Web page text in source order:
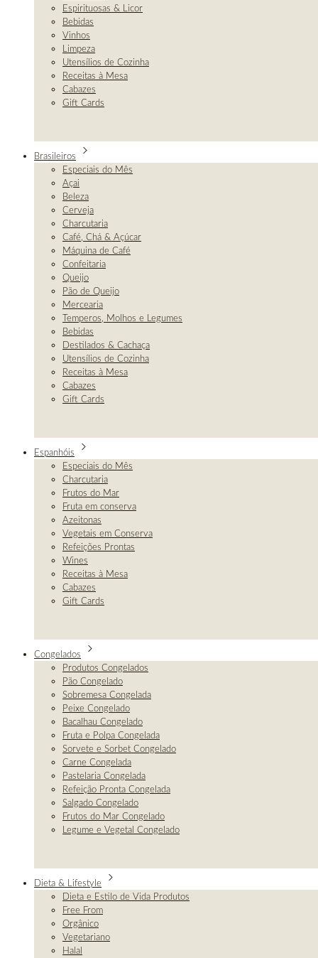
Espirituosas & Licor
Bebidas
Vinhos
Limpeza
Utensílios de Cozinha
Receitas à Mesa
Cabazes
Gift Cards
Brasileiros
Especiais do Mês
Açai
Beleza
Cerveja
Charcutaria
Café, Chá & Açúcar
Máquina de Café
Confeitaria
Queijo
Pão de Queijo
Mercearia
Temperos, Molhos e Legumes
Bebidas
Destilados & Cachaça
Utensílios de Cozinha
Receitas à Mesa
Cabazes
Gift Cards
Espanhóis
Especiais do Mês
Charcutaria
Frutos do Mar
Fruta em conserva
Azeitonas
Vegetais em Conserva
Refeições Prontas
Wines
Receitas à Mesa
Cabazes
Gift Cards
Congelados
Produtos Congelados
Pão Congelado
Sobremesa Congelada
Peixe Congelado
Bacalhau Congelado
Fruta e Polpa Congelada
Sorvete e Sorbet Congelado
Carne Congelada
Pastelaria Congelada
Refeição Pronta Congelada
Salgado Congelado
Frutos do Mar Congelado
Legume e Vegetal Congelado
Dieta & Lifestyle
Dieta e Estilo de Vida Produtos
Free From
Orgânico
Vegetariano
Halal